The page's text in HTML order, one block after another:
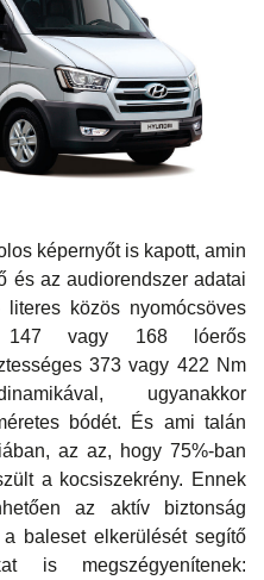
képernyőt is kapott, amin
és az audiorendszer adatai
közös nyomócsöves
147 vagy 168 lóerős
373 vagy 422 Nm
ugyanakkor
bódét. És ami talán
az az, hogy 75%-ban
a kocsiszekrény. Ennek
az aktív biztonság
baleset elkerülését segítő
is megszégyenítenek: